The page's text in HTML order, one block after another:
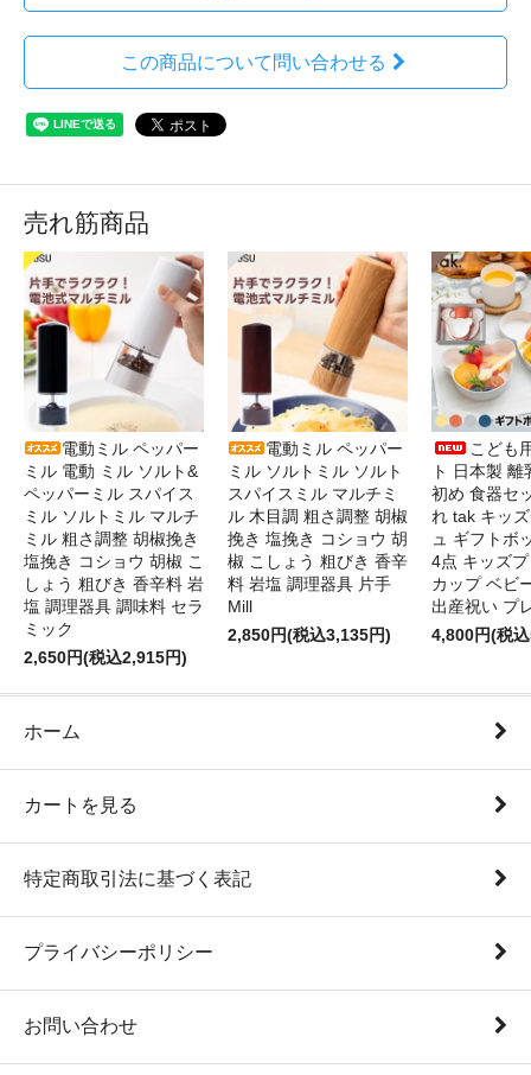
この商品について問い合わせる
売れ筋商品
電動ミル ペッパー
ミル 電動 ミル ソルト&
ペッパーミル スパイス
ミル ソルトミル マルチ
ミル 粗さ調整 胡椒挽き
塩挽き コショウ 胡椒 こ
しょう 粗びき 香辛料 岩
塩 調理器具 調味料 セラ
ミック
2,650円(税込2,915円)
電動ミル ペッパー
ミル ソルトミル ソルト
スパイスミル マルチミ
ル 木目調 粗さ調整 胡椒
挽き 塩挽き コショウ 胡
椒 こしょう 粗びき 香辛
料 岩塩 調理器具 片手
Mill
2,850円(税込3,135円)
こども
ト 日本製
初め 食器セ
れ tak キッ
ュ ギフトボ
4点 キッズ
カップ ベビ
出産祝い プ
4,800円(税
ホーム
カートを見る
特定商取引法に基づく表記
プライバシーポリシー
お問い合わせ